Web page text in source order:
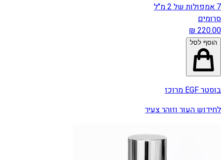
7 אמפולות של 2 מ"ל
סרומים
הוסף לסל
בוסטר EGF מרוכז
לחידוש העור וזוהר צעיר